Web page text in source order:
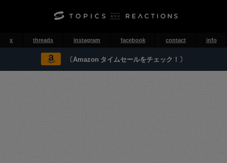
x threads instagram facebook contact info
〔Amazon タイムセールをチェック！〕